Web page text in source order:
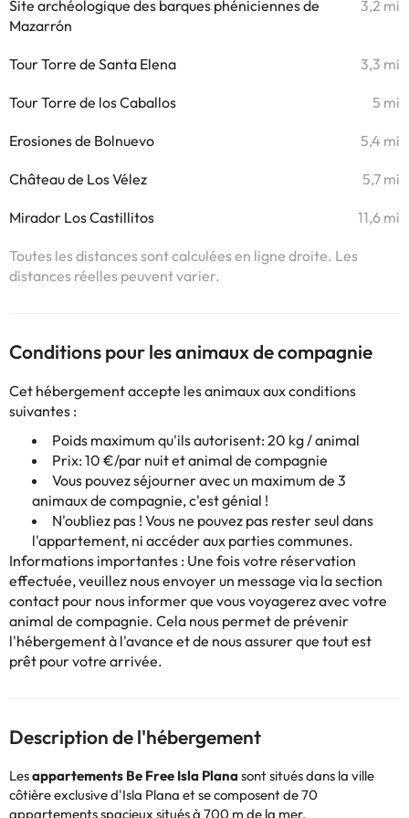
Site archéologique des barques phéniciennes de
Mazarrón
3,2 mi
Tour Torre de Santa Elena 3,3 mi
Tour Torre de los Caballos 5 mi
Erosiones de Bolnuevo 5,4 mi
Château de Los Vélez 5,7 mi
Mirador Los Castillitos 11,6 mi
Toutes les distances sont calculées en ligne droite. Les
distances réelles peuvent varier.
Conditions pour les animaux de compagnie
Cet hébergement accepte les animaux aux conditions
suivantes :
Poids maximum qu'ils autorisent: 20 kg / animal
Prix: 10 €/par nuit et animal de compagnie
Vous pouvez séjourner avec un maximum de 3
animaux de compagnie, c'est génial !
N'oubliez pas ! Vous ne pouvez pas rester seul dans
l'appartement, ni accéder aux parties communes.
Informations importantes : Une fois votre réservation
effectuée, veuillez nous envoyer un message via la section
contact pour nous informer que vous voyagerez avec votre
animal de compagnie. Cela nous permet de prévenir
l'hébergement à l'avance et de nous assurer que tout est
prêt pour votre arrivée.
Description de l'hébergement
Lesappartements Be Free Isla Planasont situés dans la ville
côtière exclusive d'Isla Plana et se composent de 70
appartements spacieux situés à 700 m de la mer.